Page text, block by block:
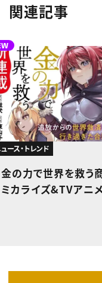
関連記事
ース・トレンド
金の力で世界を救う
ミカライズ&TVアニ